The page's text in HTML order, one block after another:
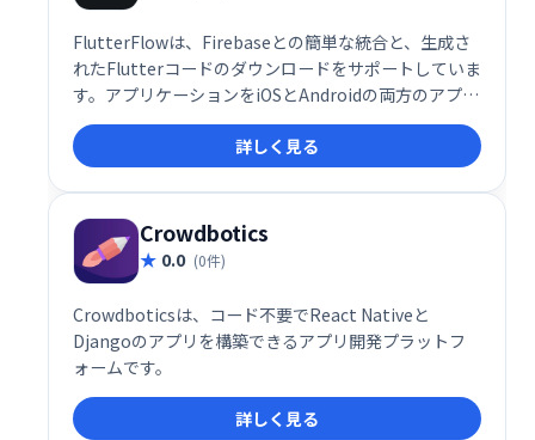
FlutterFlowは、Firebaseとの簡単な統合と、生成さ
れたFlutterコードのダウンロードをサポートしていま
す。アプリケーションをiOSとAndroidの両方のアプリ
ストアに直接デプロイすることもできます。
詳しく見る
Crowdbotics
0.0 (0件)
Crowdboticsは、コード不要でReact Nativeと
Djangoのアプリを構築できるアプリ開発プラットフ
ォームです。
詳しく見る